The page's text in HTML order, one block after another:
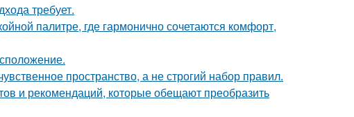
требует.
палитре, где гармонично сочетаются комфорт,
пространство, а не строгий набор правил.
и рекомендаций, которые обещают преобразить